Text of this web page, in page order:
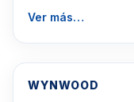
Ver más…
WYNWOOD